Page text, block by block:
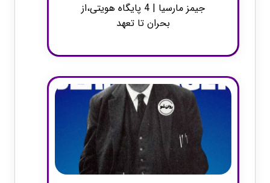
جیمز مارسیا | 4 پایگاه هویتی،از
بحران تا تعهد